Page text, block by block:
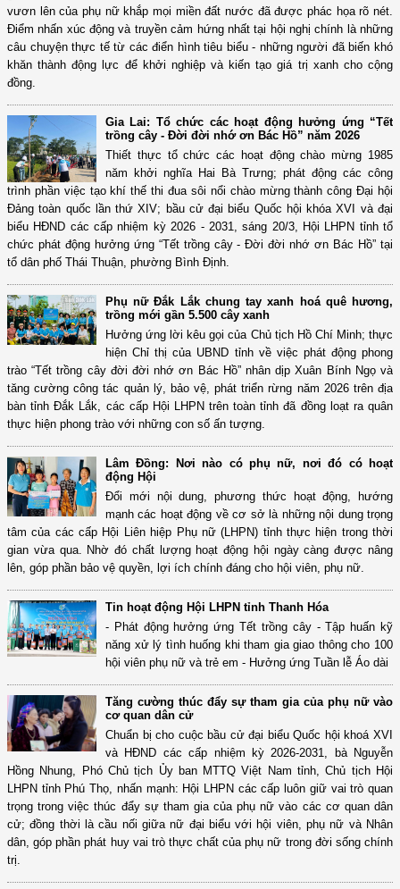
vươn lên của phụ nữ khắp mọi miền đất nước đã được phác họa rõ nét.
Điểm nhấn xúc động và truyền cảm hứng nhất tại hội nghị chính là những
câu chuyện thực tế từ các điển hình tiêu biểu - những người đã biến khó
khăn thành động lực để khởi nghiệp và kiến tạo giá trị xanh cho cộng
đồng.
Gia Lai: Tổ chức các hoạt động hưởng ứng “Tết
trồng cây - Đời đời nhớ ơn Bác Hồ” năm 2026
Thiết thực tổ chức các hoạt động chào mừng 1985
năm khởi nghĩa Hai Bà Trưng; phát động các công
trình phần việc tạo khí thế thi đua sôi nổi chào mừng thành công Đại hội
Đảng toàn quốc lần thứ XIV; bầu cử đại biểu Quốc hội khóa XVI và đại
biểu HĐND các cấp nhiệm kỳ 2026 - 2031, sáng 20/3, Hội LHPN tỉnh tổ
chức phát động hưởng ứng “Tết trồng cây - Đời đời nhớ ơn Bác Hồ” tại
tổ dân phố Thái Thuận, phường Bình Định.
Phụ nữ Đắk Lắk chung tay xanh hoá quê hương,
trồng mới gần 5.500 cây xanh
Hưởng ứng lời kêu gọi của Chủ tịch Hồ Chí Minh; thực
hiện Chỉ thị của UBND tỉnh về việc phát động phong
trào “Tết trồng cây đời đời nhớ ơn Bác Hồ” nhân dịp Xuân Bính Ngọ và
tăng cường công tác quản lý, bảo vệ, phát triển rừng năm 2026 trên địa
bàn tỉnh Đắk Lắk, các cấp Hội LHPN trên toàn tỉnh đã đồng loạt ra quân
thực hiện phong trào với những con số ấn tượng.
Lâm Đồng: Nơi nào có phụ nữ, nơi đó có hoạt
động Hội
Đổi mới nội dung, phương thức hoạt động, hướng
mạnh các hoạt động về cơ sở là những nội dung trọng
tâm của các cấp Hội Liên hiệp Phụ nữ (LHPN) tỉnh thực hiện trong thời
gian vừa qua. Nhờ đó chất lượng hoạt động hội ngày càng được nâng
lên, góp phần bảo vệ quyền, lợi ích chính đáng cho hội viên, phụ nữ.
Tin hoạt động Hội LHPN tỉnh Thanh Hóa
- Phát động hưởng ứng Tết trồng cây - Tập huấn kỹ
năng xử lý tình huống khi tham gia giao thông cho 100
hội viên phụ nữ và trẻ em - Hưởng ứng Tuần lễ Áo dài
Tăng cường thúc đẩy sự tham gia của phụ nữ vào
cơ quan dân cử
Chuẩn bị cho cuộc bầu cử đại biểu Quốc hội khoá XVI
và HĐND các cấp nhiệm kỳ 2026-2031, bà Nguyễn
Hồng Nhung, Phó Chủ tịch Ủy ban MTTQ Việt Nam tỉnh, Chủ tịch Hội
LHPN tỉnh Phú Thọ, nhấn mạnh: Hội LHPN các cấp luôn giữ vai trò quan
trọng trong việc thúc đẩy sự tham gia của phụ nữ vào các cơ quan dân
cử; đồng thời là cầu nối giữa nữ đại biểu với hội viên, phụ nữ và Nhân
dân, góp phần phát huy vai trò thực chất của phụ nữ trong đời sống chính
trị.